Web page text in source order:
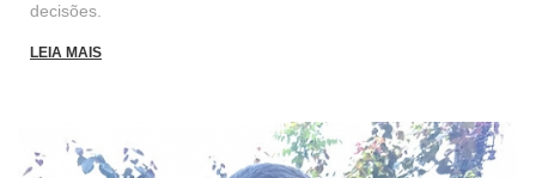
decisões.
LEIA MAIS